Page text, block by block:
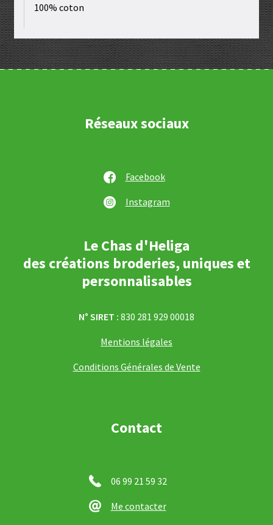
100% coton
Réseaux sociaux
Facebook
Instagram
Le Chas d'Heliga
des créations broderies, uniques et
personnalisables
N° SIRET : 830 281 929 00018
Mentions légales
Conditions Générales de Vente
Contact
06 99 21 59 32
Me contacter